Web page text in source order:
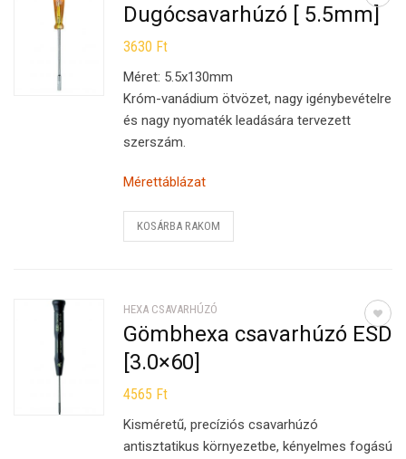
Dugócsavarhúzó [ 5.5mm]
3630 Ft
Méret: 5.5x130mm
Króm-vanádium ötvözet, nagy igénybevételre
és nagy nyomaték leadására tervezett
szerszám.
Mérettáblázat
KOSÁRBA RAKOM
HEXA CSAVARHÚZÓ
Gömbhexa csavarhúzó ESD
[3.0×60]
4565 Ft
Kisméretű, precíziós csavarhúzó
antisztatikus környezetbe, kényelmes fogású